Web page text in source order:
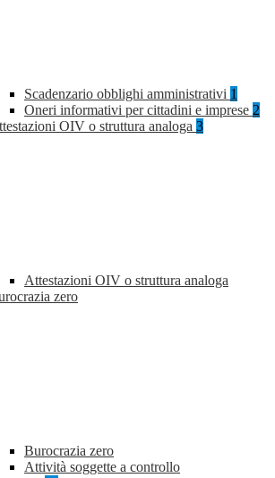
Scadenzario obblighi amministrativi 1
Oneri informativi per cittadini e imprese 2
OIV o struttura analoga 3
Attestazioni OIV o struttura analoga
zero
Burocrazia zero
Attività soggette a controllo